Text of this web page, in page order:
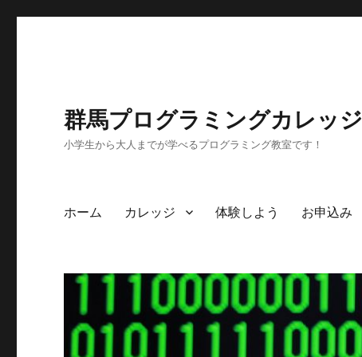
群馬プログラミングカレッジ
小学生から大人までが学べるプログラミング教室です！
ホーム カレッジ 体験しよう お申込み